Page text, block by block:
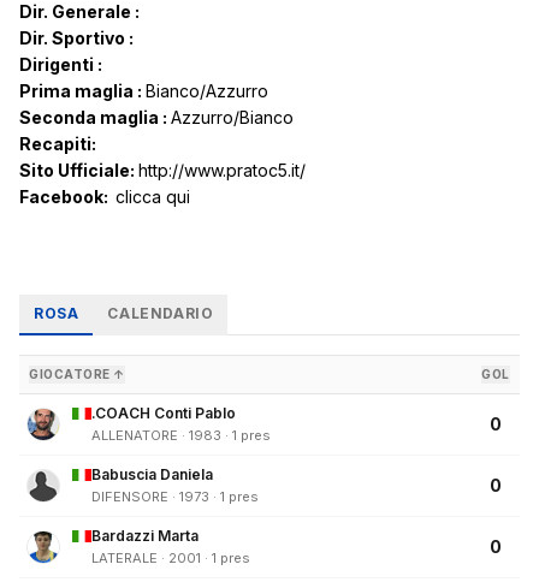
Dir. Generale :
Dir. Sportivo :
Dirigenti :
Prima maglia : Bianco/Azzurro
Seconda maglia : Azzurro/Bianco
Recapiti:
Sito Ufficiale: http://www.pratoc5.it/
Facebook: clicca qui
ROSA CALENDARIO
GIOCATORE ↑ GOL
.COACH Conti Pablo
ALLENATORE · 1983 · 1 pres
0
Babuscia Daniela
DIFENSORE · 1973 · 1 pres
0
Bardazzi Marta
LATERALE · 2001 · 1 pres
0